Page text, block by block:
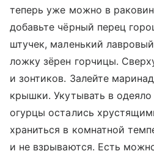
теперь уже можно в
добавьте чёрный перец
штучек, маленький
ложку зёрен горчицы.
и зонтиков. Залейте
крышки. Укутывать в
огурцы остались
храниться в комнатной
и не взрываются. Есть